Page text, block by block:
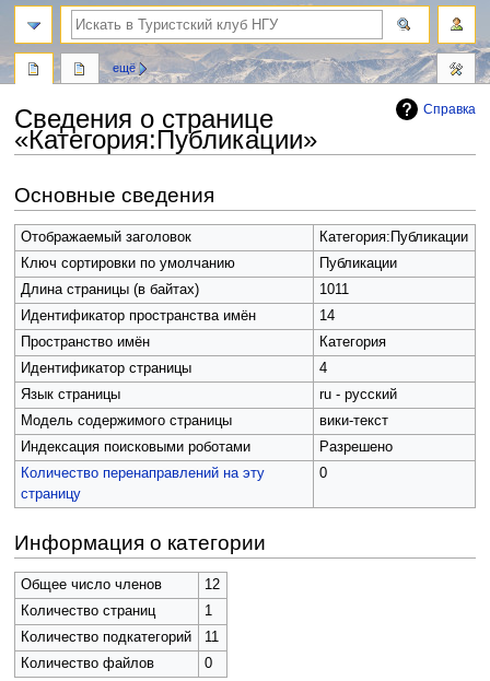
Справка
Сведения о странице
«Категория:Публикации»
к
навигации
к
поиску
Основные сведения
Отображаемый заголовок
Категория:Публикации
Ключ сортировки по умолчанию
Публикации
Длина страницы (в байтах)
1011
Идентификатор пространства имён
14
Пространство имён
Категория
Идентификатор страницы
4
Язык страницы
ru - русский
Модель содержимого страницы
вики-текст
Индексация поисковыми роботами
Разрешено
Количество перенаправлений на эту
страницу
0
Информация о категории
Общее число членов
12
Количество страниц
1
Количество подкатегорий
11
Количество файлов
0
ещё
поиск